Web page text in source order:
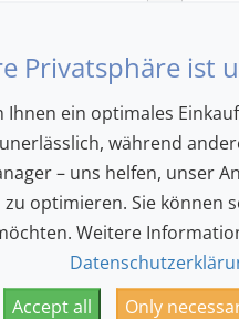
you have successfully
Privatsphäre ist
Ihnen ein optimales
während
– uns helfen, unser
optimieren. Sie können
Weitere
Accept all
Only